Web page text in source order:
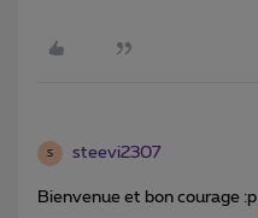
S steevi2307
Bienvenue et bon courage :p